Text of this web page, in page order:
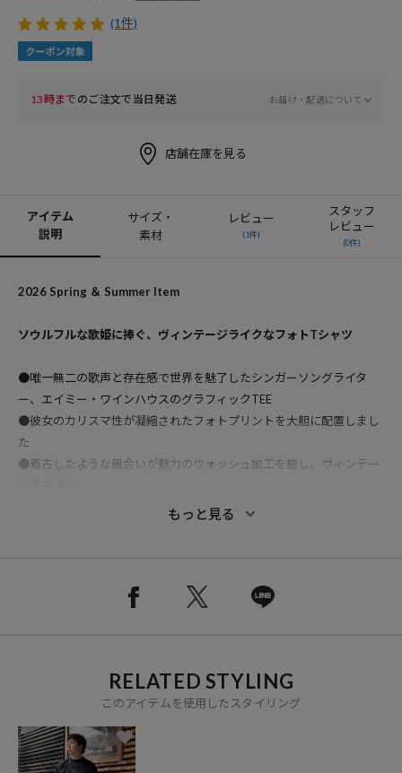
(1件)
13時まで のご注文で当日発送 お届け・配送について
店舗在庫を見る
アイテム
説明
サイズ・
素材
レビュー
(1件)
スタッフ
レビュー
(0件)
2026 Spring ＆ Summer Item
ソウルフルな歌姫に捧ぐ、ヴィンテージライクなフォトTシャツ
●唯一無二の歌声と存在感で世界を魅了したシンガーソングライタ
ー、エイミー・ワインハウスのグラフィックTEE
●彼女のカリスマ性が凝縮されたフォトプリントを大胆に配置しまし
た
●着古したような風合いが魅力のウォッシュ加工を施し、ヴィンテー
●ボディのブラックカラーとフォトプリントのコントラストが、コー
このTシャツを主役に、シンプルながらも雰囲気のあるスタイルがお
元はブーツでロックテイストをプラス。また、古着感を出し、カーゴ
パンツやブルージーンズに足元はローテクスニーカーで、古着ミック
※掲載画像の商品の色味は、屋外や屋内の光の照射や角度により実物
もっと見る
RELATED STYLING
このアイテムを使用したスタイリング